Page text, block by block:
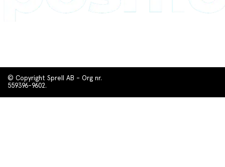
© Copyright Sprell AB - Org nr.
559396-9602.